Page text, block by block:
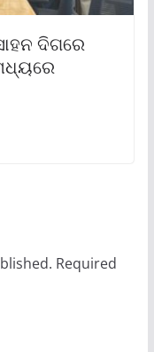
ଦିଗରେ
Required